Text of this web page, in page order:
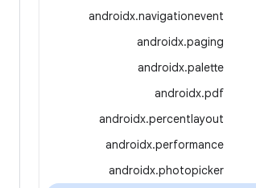
androidx.navigationevent
androidx.paging
androidx.palette
androidx.pdf
androidx.percentlayout
androidx.performance
androidx.photopicker